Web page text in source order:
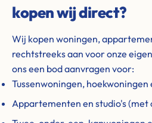
kopen wij direct?
Wij kopen woningen,
rechtstreeks aan voor onze
ons een bod aanvragen voor:
Tussenwoningen,
Appartementen en studio's (met